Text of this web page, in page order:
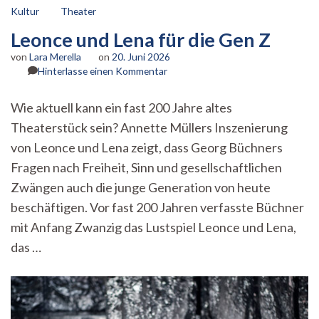
Kultur Theater
Leonce und Lena für die Gen Z
von Lara Merella on 20. Juni 2026
Hinterlasse einen Kommentarzu
Lena
für
die
Gen
Z
Wie aktuell kann ein fast 200 Jahre altes
Theaterstück sein? Annette Müllers Inszenierung
von Leonce und Lena zeigt, dass Georg Büchners
Fragen nach Freiheit, Sinn und gesellschaftlichen
Zwängen auch die junge Generation von heute
beschäftigen. Vor fast 200 Jahren verfasste Büchner
mit Anfang Zwanzig das Lustspiel Leonce und Lena,
das …